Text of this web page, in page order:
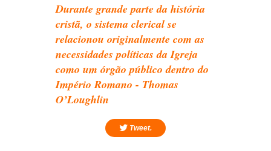
Durante grande parte da história
cristã, o sistema clerical se
relacionou originalmente com as
necessidades políticas da Igreja
como um órgão público dentro do
Império Romano - Thomas
O’Loughlin
Tweet.